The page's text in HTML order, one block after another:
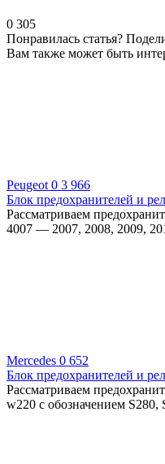
0 305
Понравилась статья?
Вам также может быть
Peugeot 0 3 966
Блок предохранителей и
Рассматриваем
4007 — 2007, 2008, 2009,
Mercedes 0 652
Блок предохранителей и
Рассматриваем
w220 с обозначением S280,